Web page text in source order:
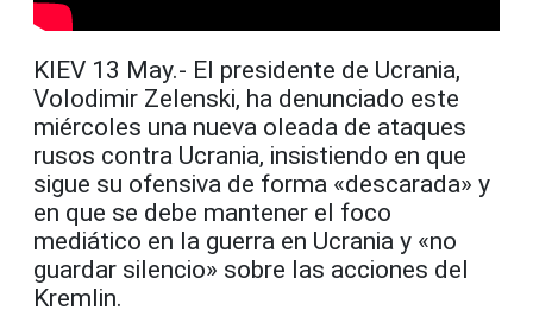
KIEV 13 May.- El presidente de Ucrania,
Volodimir Zelenski, ha denunciado este
miércoles una nueva oleada de ataques
rusos contra Ucrania, insistiendo en que
sigue su ofensiva de forma «descarada» y
en que se debe mantener el foco
mediático en la guerra en Ucrania y «no
guardar silencio» sobre las acciones del
Kremlin.